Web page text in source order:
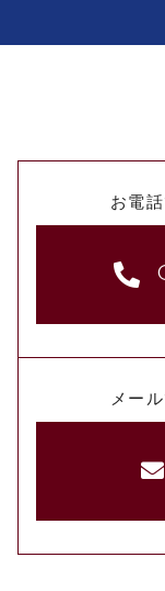
お電
メー